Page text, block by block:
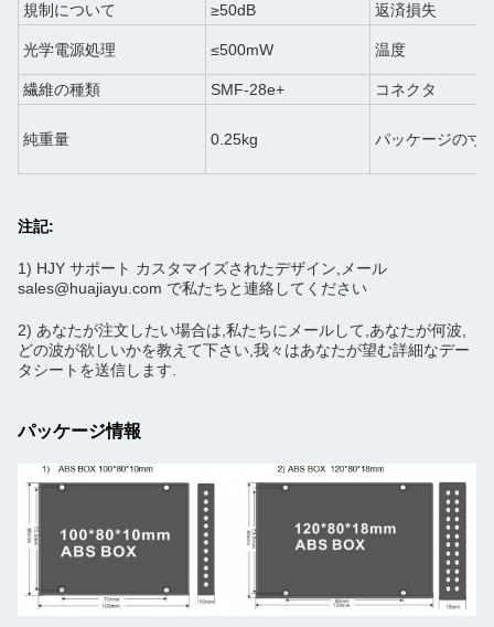
規制について
≥50dB 返済損失
光学電源処理 ≤500mW 温度
繊維の種類 SMF-28e+ コネクタ
純重量 0.25kg パッケージの寸
注記:
1) HJY サポート カスタマイズされたデザイン,メール
sales@huajiayu.com で私たちと連絡してください
2) あなたが注文したい場合は,私たちにメールして,あなたが何波,
どの波が欲しいかを教えて下さい,我々はあなたが望む詳細なデー
タシートを送信します.
パッケージ情報